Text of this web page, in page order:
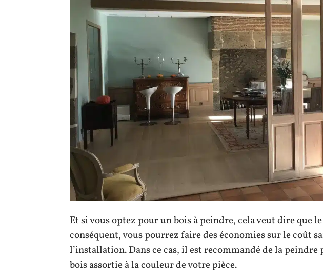
Et si vous optez pour un bois à peindre, cela veut dire que
conséquent, vous pourrez faire des économies sur le coût
l’installation. Dans ce cas, il est recommandé de la
bois assortie à la couleur de votre pièce.